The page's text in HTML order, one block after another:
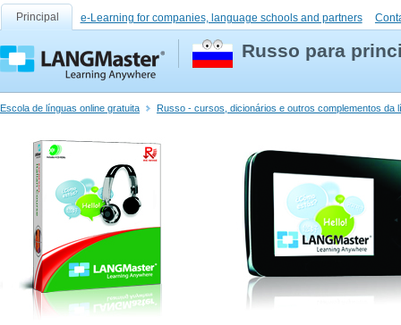
Principal e-Learning for companies, language schools and partners
Russo para
Escola de línguas online gratuita Russo - cursos, dicionários e outros complementos da